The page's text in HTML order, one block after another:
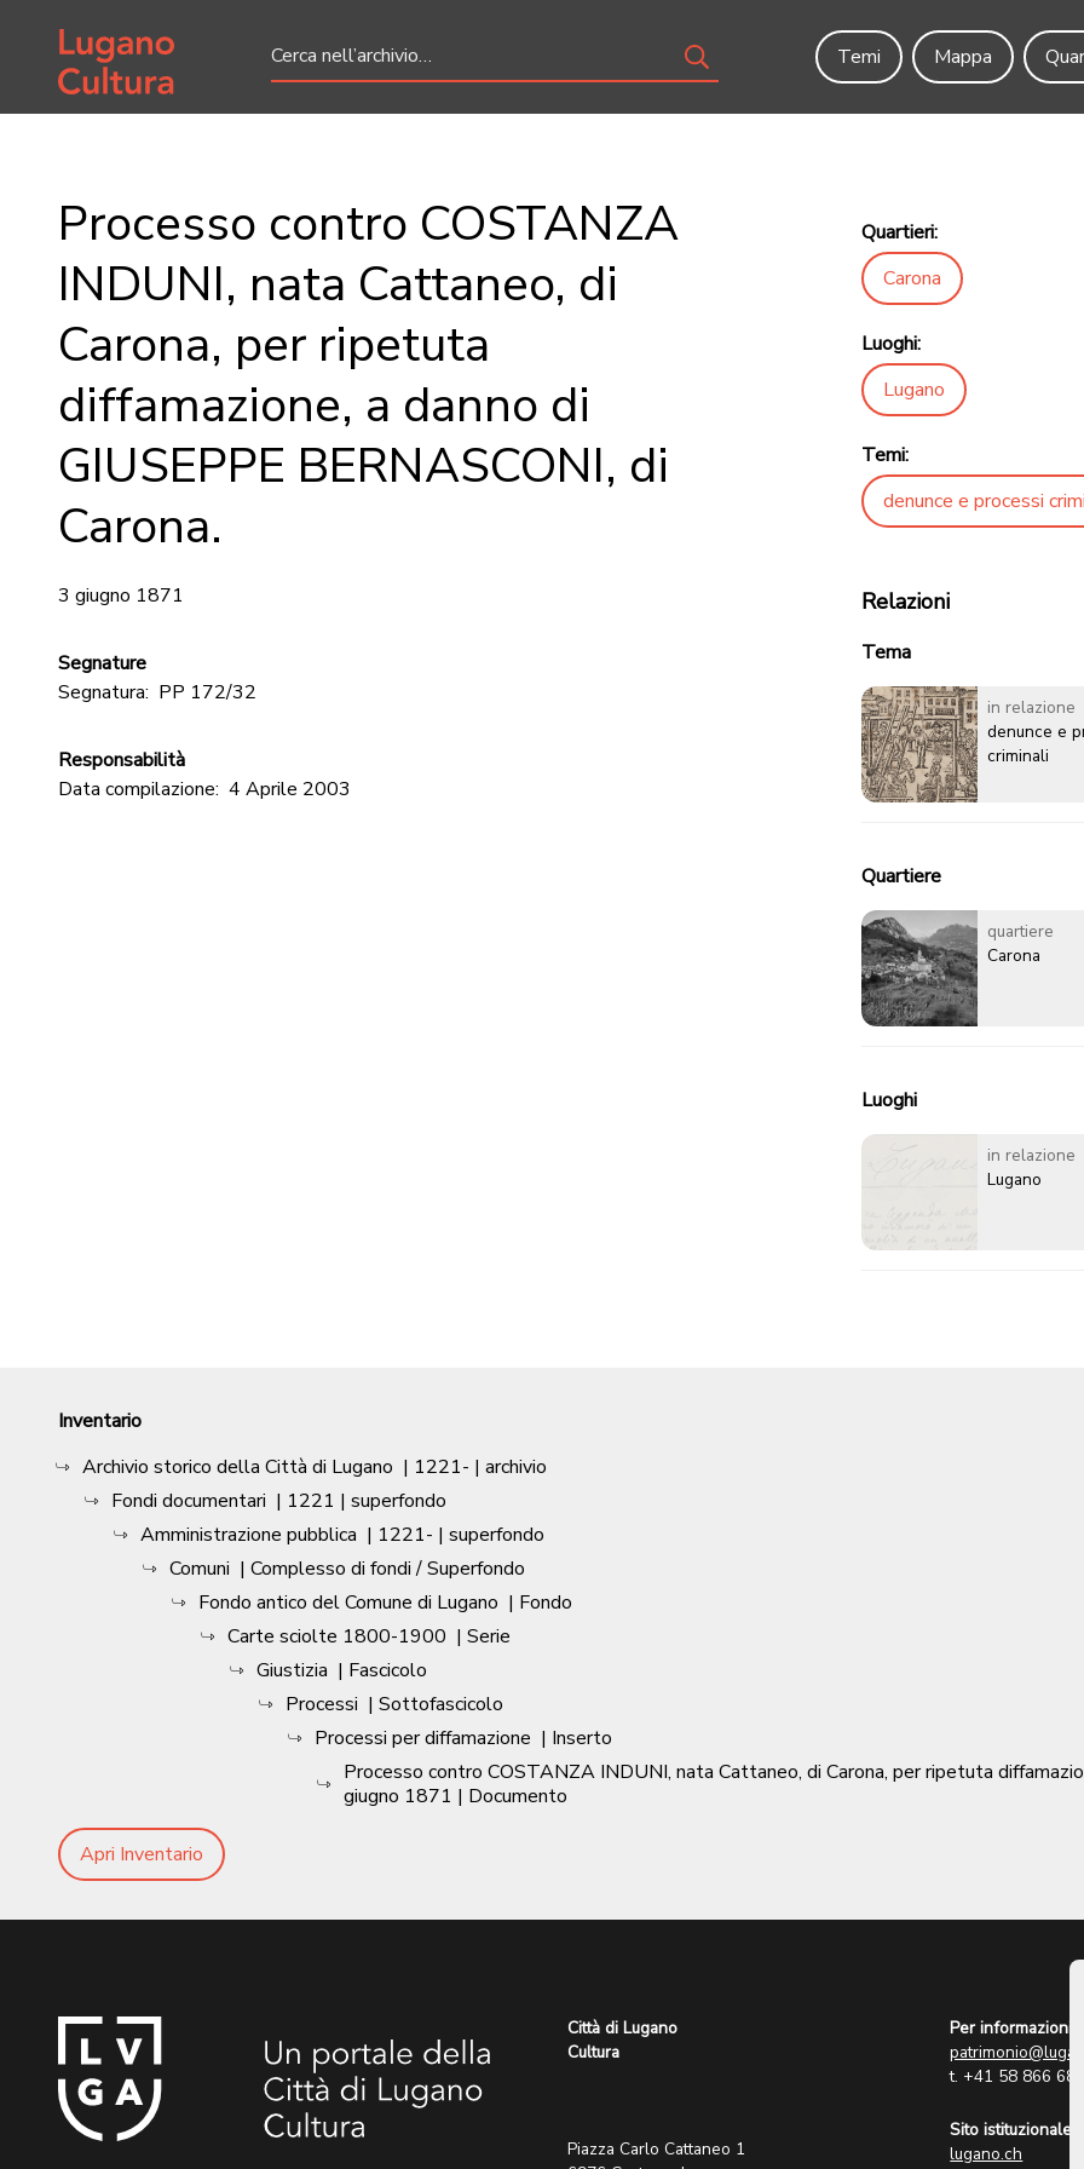
Home page
Temi
Mappa
Processo contro COSTANZA
INDUNI, nata Cattaneo, di
Carona, per ripetuta
diffamazione, a danno di
GIUSEPPE BERNASCONI, di
Carona.
3 giugno 1871
Segnature
Segnatura: PP 172/32
Responsabilità
Data compilazione: 4 Aprile 2003
Quartieri:
Carona
Luoghi:
Lugano
Temi:
denunce e processi
Relazioni
Tema
in relazione
denunce e
criminali
Quartiere
quartiere
Carona
Luoghi
in relazione
Lugano
Inventario
Archivio storico della Città di Lugano | 1221- | archivio
Fondi documentari | 1221 | superfondo
Amministrazione pubblica | 1221- | superfondo
Comuni | Complesso di fondi / Superfondo
Fondo antico del Comune di Lugano | Fondo
Carte sciolte 1800-1900 | Serie
Giustizia | Fascicolo
Processi | Sottofascicolo
Processi per diffamazione | Inserto
Processo contro COSTANZA INDUNI, nata Cattaneo, di Carona, per ripetuta
giugno 1871 | Documento
Apri Inventario
Città di Lugano
Cultura
Piazza Carlo Cattaneo 1
Per informazioni:
t. +41 58 866 68
Sito istituzionale:
lugano.ch